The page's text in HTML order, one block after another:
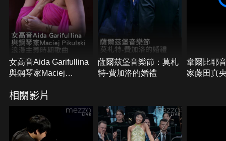
品中最精美、感人的傑作。
女高音Aida Garifullina
與鋼琴家Maciej
期歌曲
薩爾茲堡音樂節：莫札
特-費加洛的婚禮
韋爾比耶
家藤田真
相關影片